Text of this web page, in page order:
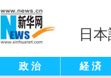
日
政 治 経 済